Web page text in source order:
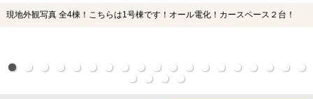
現地外観写真 全4棟！こちらは1号棟です！オール電化！カースペース２台！